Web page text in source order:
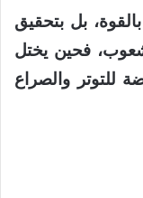
بل بتحقيق
فحين يختل
للتوتر والصراع